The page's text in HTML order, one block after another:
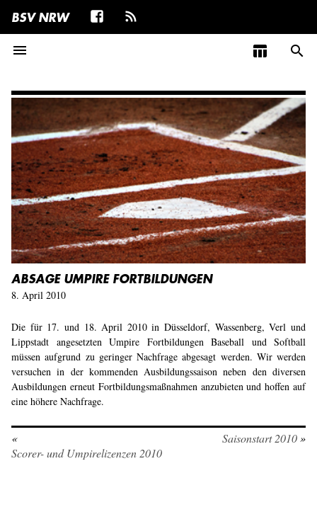
BSV NRW
menu
table_chart search
ABSAGE UMPIRE FORTBILDUNGEN
8. April 2010
Die für 17. und 18. April 2010 in Düsseldorf, Wassenberg, Verl und
Lippstadt angesetzten Umpire Fortbildungen Baseball und Softball
müssen aufgrund zu geringer Nachfrage abgesagt werden. Wir werden
versuchen in der kommenden Ausbildungssaison neben den diversen
Ausbildungen erneut Fortbildungsmaßnahmen anzubieten und hoffen auf
eine höhere Nachfrage.
«
Scorer- und Umpirelizenzen 2010
Saisonstart 2010»